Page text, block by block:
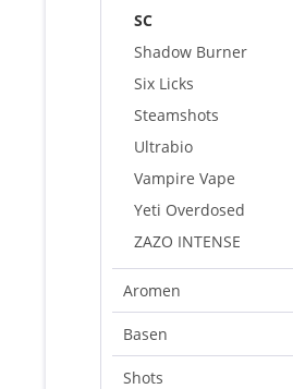
SC
Shadow Burner
Six Licks
Steamshots
Ultrabio
Vampire Vape
Yeti Overdosed
ZAZO INTENSE
Aromen
Basen
Shots